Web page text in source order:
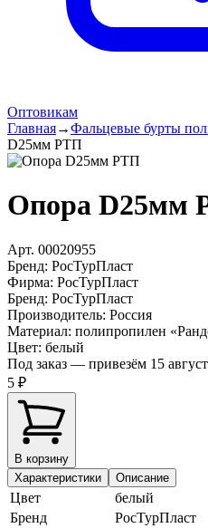
Оптовикам
Главная→Фальцевые бурты
D25мм РТП
Опора D25мм
Арт. 00020955
Бренд: РосТурПласт
Фирма: РосТурПласт
Бренд: РосТурПласт
Производитель: Россия
Материал: полипропилен
Цвет: белый
Под заказ — привезём 15
5 ₽
В корзину
Характеристики
Описание
Цвет
белый
Бренд
РосТурПласт